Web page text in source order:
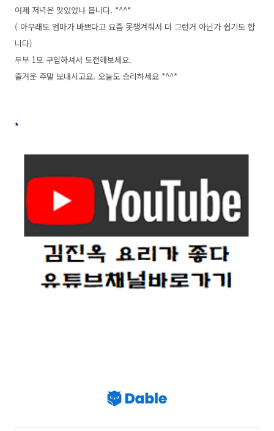
어제 저녁은 맛있었나 봅니다. *^^*
( 아무래도 엄마가 바쁘다고 요즘 못챙겨줘서 더 그런거 아닌가 쉽기도 합
니다)
두부 1모 구입하셔서 도전해보세요.
즐거운 주말 보내시고요. 오늘도 승리하세요 *^^*
*